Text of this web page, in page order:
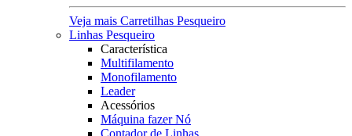
Veja mais Carretilhas Pesqueiro
Linhas Pesqueiro
Característica
Multifilamento
Monofilamento
Leader
Acessórios
Máquina fazer Nó
Contador de Linhas